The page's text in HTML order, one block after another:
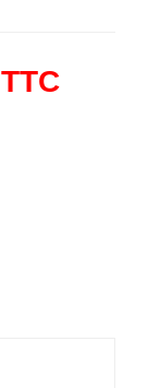
TTC